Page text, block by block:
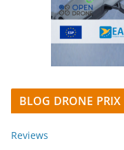
BLOG DRONE PRIX
Reviews